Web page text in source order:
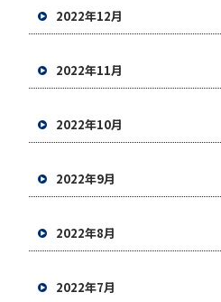
2022年12月
2022年11月
2022年10月
2022年9月
2022年8月
2022年7月